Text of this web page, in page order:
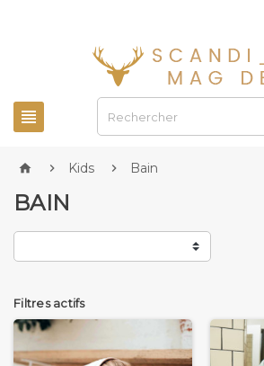

  Kids  Bain
BAIN
Filtres actifs